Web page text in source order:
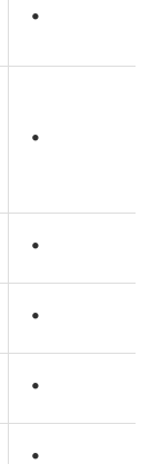
•
•
•
•
•
•